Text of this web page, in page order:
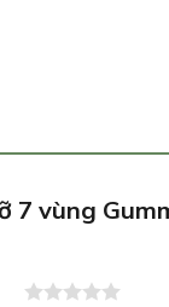
7 vùng